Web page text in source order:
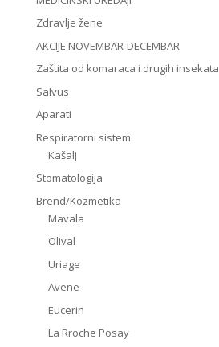
Zdravlje žene
AKCIJE NOVEMBAR-DECEMBAR
Zaštita od komaraca i drugih insekata
Salvus
Aparati
Respiratorni sistem
Kašalj
Stomatologija
Brend/Kozmetika
Mavala
Olival
Uriage
Avene
Eucerin
La Rroche Posay